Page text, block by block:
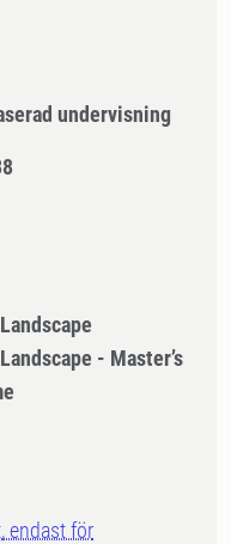
undervisning
- Master’s
endast för